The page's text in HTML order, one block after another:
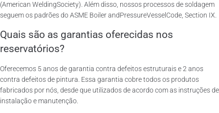
(American WeldingSociety). Além disso, nossos processos de soldagem
seguem os padrões do ASME Boiler andPressureVesselCode, Section IX.
Quais são as garantias oferecidas nos
reservatórios?
Oferecemos 5 anos de garantia contra defeitos estruturais e 2 anos
contra defeitos de pintura. Essa garantia cobre todos os produtos
fabricados por nós, desde que utilizados de acordo com as instruções de
instalação e manutenção.